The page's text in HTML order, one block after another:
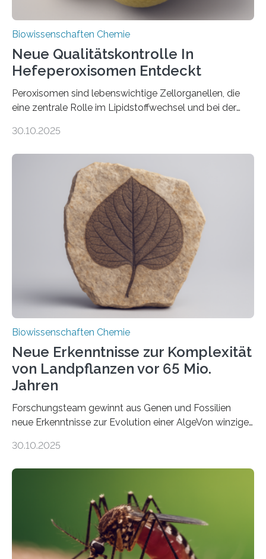
Biowissenschaften Chemie
Neue Qualitätskontrolle In
Hefeperoxisomen Entdeckt
Peroxisomen sind lebenswichtige Zellorganellen, die
eine zentrale Rolle im Lipidstoffwechsel und bei der
erfüllen können, müssen zahlreiche Enzyme präzise in
der Ruhr-Universität Bochum um Prof. Dr. Ralf Erdmann
und Dr. Ismaila Francis Yusuf hat nun einen bislang
unbekannten Qualitätskontrollmechanismus des
peroxisomalen Proteintransports in der Bäckerhefe
Saccharomyces cerevisiae entdeckt, der für die
Funktionsfähigkeit der Organellen entscheidend ist. Die
Studie wurde am 28. Oktober 2025 in der
Fachzeitschrift…
30.10.2025
Biowissenschaften Chemie
Neue Erkenntnisse zur Komplexität
von Landpflanzen vor 65 Mio.
Jahren
Forschungsteam gewinnt aus Genen und Fossilien
neue Erkenntnisse zur Evolution einer AlgeVon winzigen
Landpflanzen zählen zu den komplexesten
Grünalgen, die vor Hunderten von Millionen Jahren
lebten. Unter den Vorfahren sticht eine Gruppe heraus,
die noch heute in der Natur vorkommt: die
Süßwasseralge Coleochaetophyceae. Einige Arten
dieser Gruppe bilden aus Zellfäden dichte Geflechte
30.10.2025